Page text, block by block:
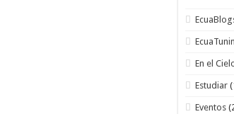
En el
Estudiar
Eventos